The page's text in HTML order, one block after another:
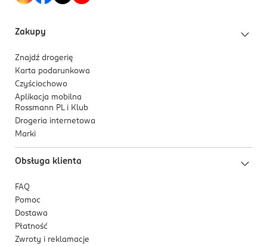
Zakupy
Znajdź drogerię
Karta podarunkowa
Czyściochowo
Aplikacja mobilna
Rossmann PL i Klub
Drogeria internetowa
Marki
Obsługa klienta
FAQ
Pomoc
Dostawa
Płatność
Zwroty i reklamacje